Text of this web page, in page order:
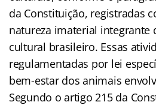
da Constituição, registradas
natureza imaterial integrante
cultural brasileiro. Essas
regulamentadas por lei
bem-estar dos animais
Segundo o artigo 215 da